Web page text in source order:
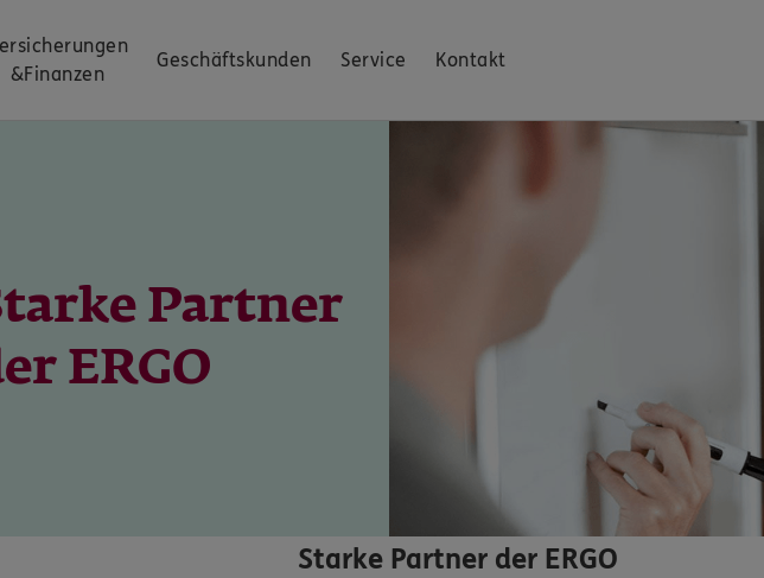
&Finanzen
Geschäftskunden Service Kontakt
Partner
ERGO
Starke Partner der ERGO